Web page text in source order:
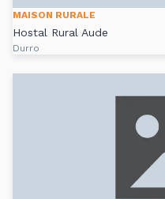
MAISON RURALE
Hostal Rural Aude
Durro